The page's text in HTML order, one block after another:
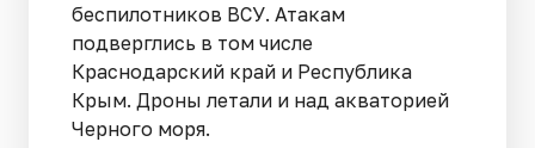
беспилотников ВСУ. Атакам
подверглись в том числе
Краснодарский край и Республика
Крым. Дроны летали и над акваторией
Черного моря.